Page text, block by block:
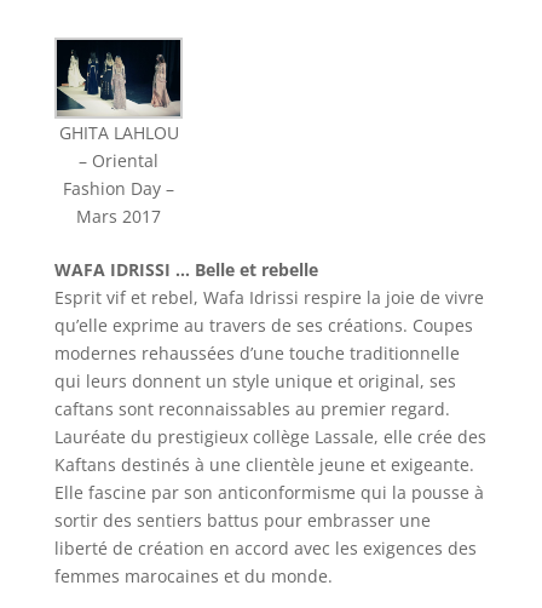
GHITA LAHLOU
– Oriental
Fashion Day –
Mars 2017
WAFA IDRISSI … Belle et rebelle
Esprit vif et rebel, Wafa Idrissi respire la joie de vivre
qu’elle exprime au travers de ses créations. Coupes
modernes rehaussées d’une touche traditionnelle
qui leurs donnent un style unique et original, ses
caftans sont reconnaissables au premier regard.
Lauréate du prestigieux collège Lassale, elle crée des
Kaftans destinés à une clientèle jeune et exigeante.
Elle fascine par son anticonformisme qui la pousse à
sortir des sentiers battus pour embrasser une
liberté de création en accord avec les exigences des
femmes marocaines et du monde.